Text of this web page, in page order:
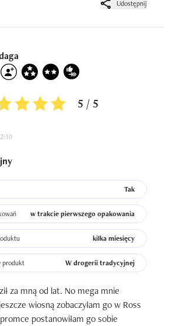
Udostępnij
5 / 5
Tak
w trakcie pierwszego opakowania
kilka miesięcy
produkt W drogerii tradycyjnej
za mną od lat. No mega mnie
wiosną zobaczyłam go w Ross
postanowiłam go sobie